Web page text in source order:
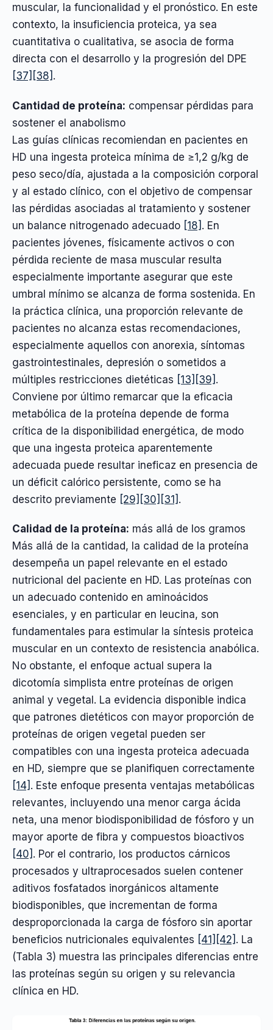
muscular, la funcionalidad y el pronóstico. En este
contexto, la insuficiencia proteica, ya sea
cuantitativa o cualitativa, se asocia de forma
directa con el desarrollo y la progresión del DPE
[37] [38] .
Cantidad de proteína: compensar pérdidas para
sostener el anabolismo
Las guías clínicas recomiendan en pacientes en
HD una ingesta proteica mínima de ≥1,2 g/kg de
peso seco/día, ajustada a la composición corporal
y al estado clínico, con el objetivo de compensar
las pérdidas asociadas al tratamiento y sostener
un balance nitrogenado adecuado [18] . En
pacientes jóvenes, físicamente activos o con
pérdida reciente de masa muscular resulta
especialmente importante asegurar que este
umbral mínimo se alcanza de forma sostenida. En
la práctica clínica, una proporción relevante de
pacientes no alcanza estas recomendaciones,
especialmente aquellos con anorexia, síntomas
gastrointestinales, depresión o sometidos a
múltiples restricciones dietéticas [13] [39] .
Conviene por último remarcar que la eficacia
metabólica de la proteína depende de forma
crítica de la disponibilidad energética, de modo
que una ingesta proteica aparentemente
adecuada puede resultar ineficaz en presencia de
un déficit calórico persistente, como se ha
descrito previamente [29] [30] [31] .
Calidad de la proteína: más allá de los gramos
Más allá de la cantidad, la calidad de la proteína
desempeña un papel relevante en el estado
nutricional del paciente en HD. Las proteínas con
un adecuado contenido en aminoácidos
esenciales, y en particular en leucina, son
fundamentales para estimular la síntesis proteica
muscular en un contexto de resistencia anabólica.
No obstante, el enfoque actual supera la
dicotomía simplista entre proteínas de origen
animal y vegetal. La evidencia disponible indica
que patrones dietéticos con mayor proporción de
proteínas de origen vegetal pueden ser
compatibles con una ingesta proteica adecuada
en HD, siempre que se planifiquen correctamente
[14] . Este enfoque presenta ventajas metabólicas
relevantes, incluyendo una menor carga ácida
neta, una menor biodisponibilidad de fósforo y un
mayor aporte de fibra y compuestos bioactivos
[40] . Por el contrario, los productos cárnicos
procesados y ultraprocesados suelen contener
aditivos fosfatados inorgánicos altamente
biodisponibles, que incrementan de forma
desproporcionada la carga de fósforo sin aportar
beneficios nutricionales equivalentes [41] [42] . La
(Tabla 3) muestra las principales diferencias entre
las proteínas según su origen y su relevancia
clínica en HD.